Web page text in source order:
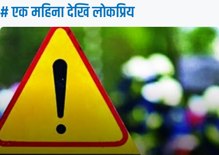
# एक महिना देखि लाेकप्रिय